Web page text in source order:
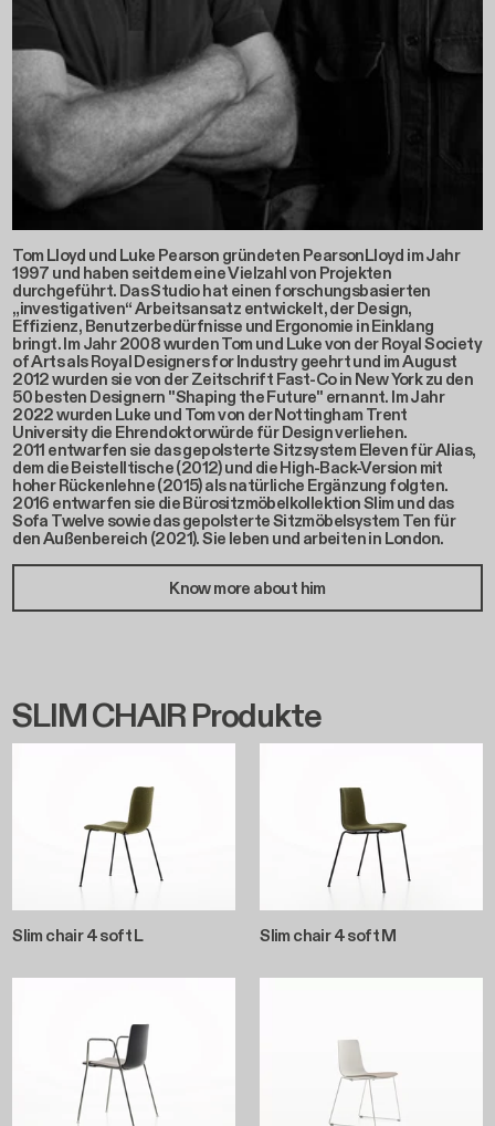
Tom Lloyd und Luke Pearson gründeten PearsonLloyd im Jahr
1997 und haben seitdem eine Vielzahl von Projekten
durchgeführt. Das Studio hat einen forschungsbasierten
„investigativen“ Arbeitsansatz entwickelt, der Design,
Effizienz, Benutzerbedürfnisse und Ergonomie in Einklang
bringt. Im Jahr 2008 wurden Tom und Luke von der Royal Society
of Arts als Royal Designers for Industry geehrt und im August
2012 wurden sie von der Zeitschrift Fast-Co in New York zu den
50 besten Designern "Shaping the Future" ernannt. Im Jahr
2022 wurden Luke und Tom von der Nottingham Trent
University die Ehrendoktorwürde für Design verliehen.
2011 entwarfen sie das gepolsterte Sitzsystem Eleven für Alias,
dem die Beistelltische (2012) und die High-Back-Version mit
hoher Rückenlehne (2015) als natürliche Ergänzung folgten.
2016 entwarfen sie die Bürositzmöbelkollektion Slim und das
Sofa Twelve sowie das gepolsterte Sitzmöbelsystem Ten für
den Außenbereich (2021). Sie leben und arbeiten in London.
Know more about him
SLIM CHAIR Produkte
Slim chair 4 soft L Slim chair 4 soft M